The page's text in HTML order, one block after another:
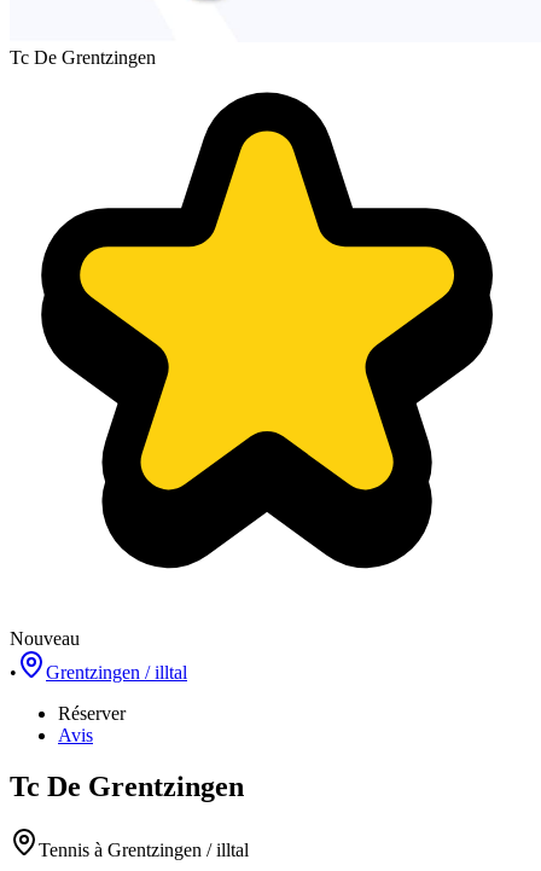
Tc De Grentzingen
Nouveau
•
Grentzingen / illtal
Réserver
Avis
Tc De Grentzingen
Tennis à Grentzingen / illtal